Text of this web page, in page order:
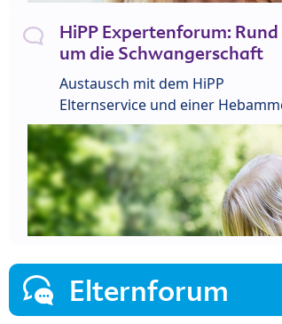
HiPP Expertenforum: Rund
um die Schwangerschaft
Austausch mit dem HiPP
Elternservice und einer
Elternforum